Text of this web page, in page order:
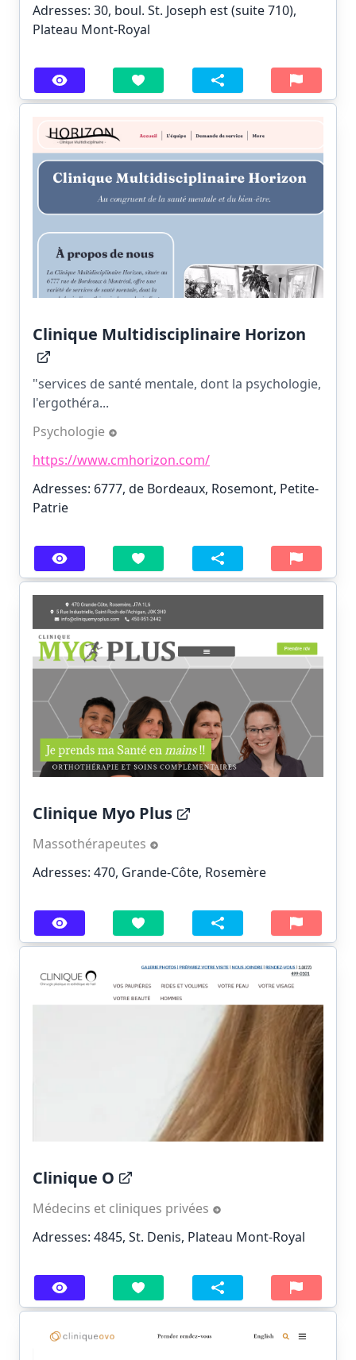
Adresses: 30, boul. St. Joseph est (suite 710),
Plateau Mont-Royal
Clinique Multidisciplinaire Horizon
"services de santé mentale, dont la psychologie,
l'ergothéra...
Psychologie
https://www.cmhorizon.com/
Adresses: 6777, de Bordeaux, Rosemont, Petite-
Patrie
Clinique Myo Plus
Massothérapeutes
Adresses: 470, Grande-Côte, Rosemère
Clinique O
Médecins et cliniques privées
Adresses: 4845, St. Denis, Plateau Mont-Royal